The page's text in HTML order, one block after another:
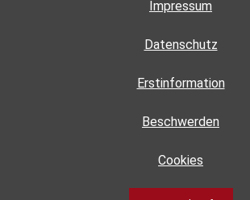
Impressum
Datenschutz
Erstinformation
Beschwerden
Cookies